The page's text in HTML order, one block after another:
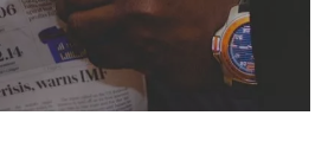
לחץ לפרטים